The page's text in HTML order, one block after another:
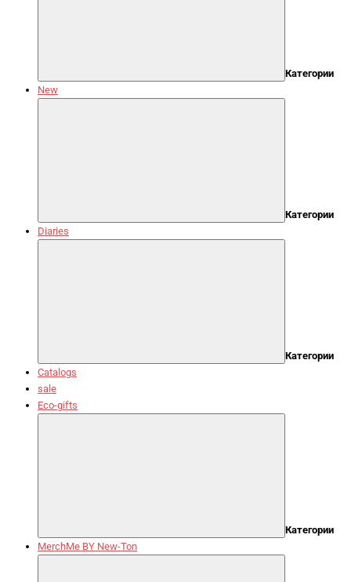
Категории
New
Категории
Diaries
Категории
Catalogs
sale
Eco-gifts
Категории
MerchMe BY New-Ton